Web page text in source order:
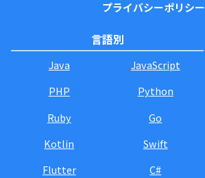
プライバシーポリシー
言語別
Java
JavaScript
PHP
Python
Ruby
Go
Kotlin
Swift
Flutter
C#